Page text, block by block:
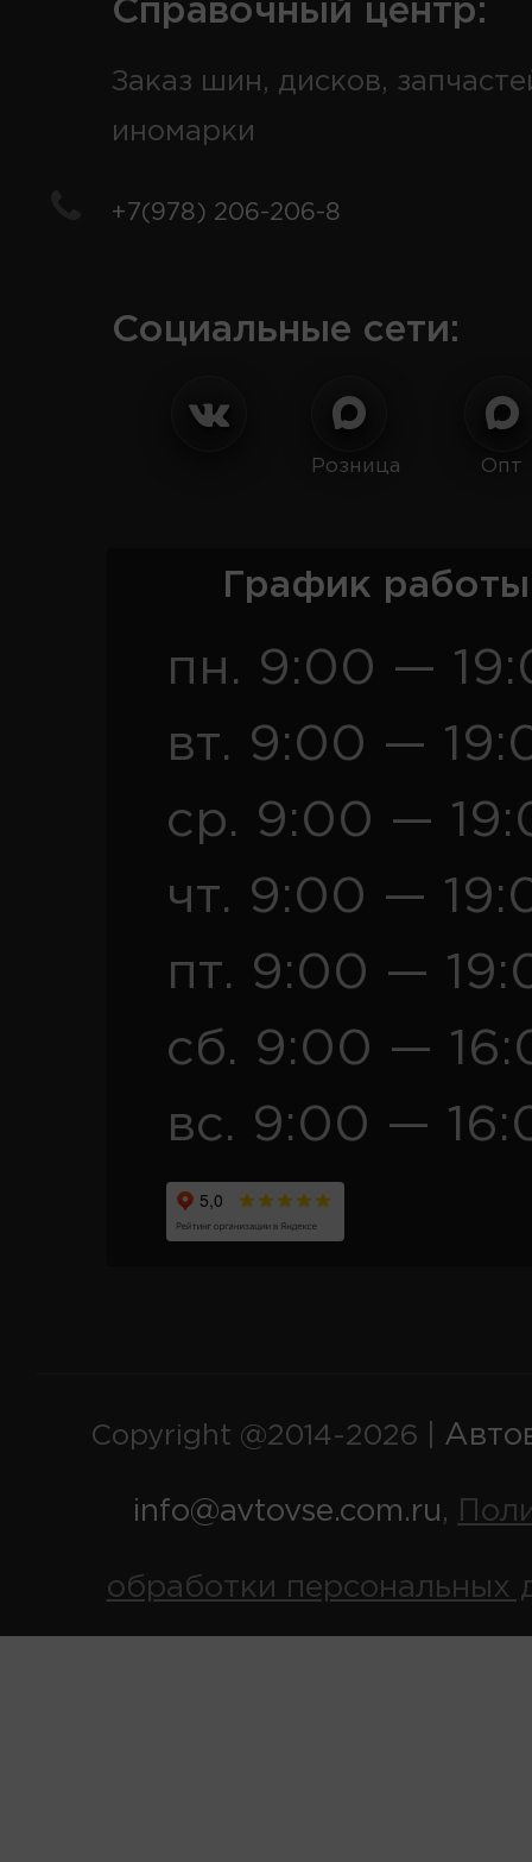
Справочный центр:
Заказ шин, дисков,
иномарки
+7(978) 206-206-8
Социальные сети:
Розница Опт
График
пн. 9:00 —
вт. 9:00 —
ср. 9:00 —
чт. 9:00 —
пт. 9:00 —
сб. 9:00 —
вс. 9:00 —
Copyright @2014-2026 |
info@avtovse.com.ru,
обработки персональных